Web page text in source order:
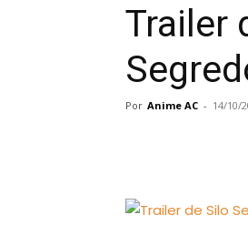
Trailer
Por Anime AC - 14/10/